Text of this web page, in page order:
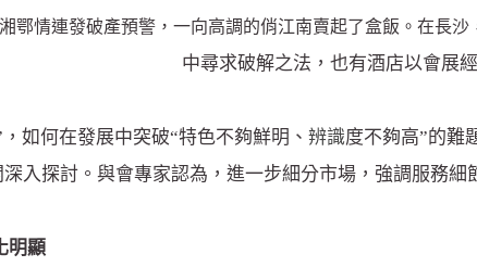
鄂情連發破產預警，一向高調的俏江南賣起了盒飯。在長沙
中尋求破解之法，也有酒店以會展
如何在發展中突破“特色不夠鮮明、 辨識度不夠高”的難
入探討。與會專家認為，進一步細分市場，強調服務細
明顯